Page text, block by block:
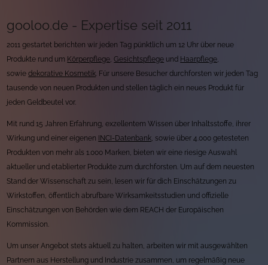
gooloo.de - Expertise seit 2011
2011 gestartet berichten wir jeden Tag pünktlich um 12 Uhr über neue
Produkte rund um Körperpflege ,Gesichtspflege und Haarpflege
sowiedekorative Kosmetik . Für unsere Besucher durchforsten wir jeden Tag
tausende von neuen Produkten und stellen täglich ein neues Produkt für
jeden Geldbeutel vor.
Mit rund 15 Jahren Erfahrung, exzellentem Wissen über Inhaltsstoffe, ihrer
Wirkung und einer eigenen INCI-Datenbank , sowie über 4.000 getesteten
Produkten von mehr als 1.000 Marken, bieten wir eine riesige Auswahl
aktueller und etablierter Produkte zum durchforsten. Um auf dem neuesten
Stand der Wissenschaft zu sein, lesen wir für dich Einschätzungen zu
Wirkstoffen, öffentlich abrufbare Wirksamkeitsstudien und offizielle
Einschätzungen von Behörden wie dem REACH der Europäischen
Kommission.
Um unser Angebot stets aktuell zu halten, arbeiten wir mit ausgewählten
Partnern aus Herstellung und Industrie zusammen, um regelmäßig neue